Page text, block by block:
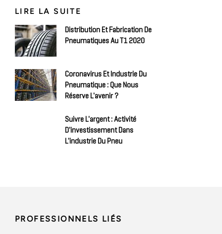
LIRE LA SUITE
Distribution Et Fabrication De
Pneumatiques Au T1 2020
Coronavirus Et Industrie Du
Pneumatique : Que Nous
Réserve L'avenir ?
Suivre L'argent : Activité
D'investissement Dans
L'industrie Du Pneu
PROFESSIONNELS LIÉS